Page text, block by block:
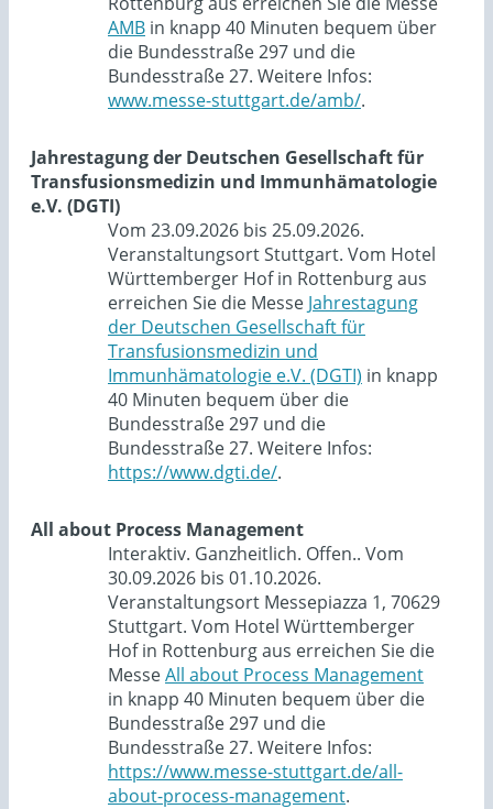
AMB in knapp 40 Minuten bequem über
die Bundesstraße 297 und die
Bundesstraße 27. Weitere Infos:
www.messe-stuttgart.de/amb/.
Jahrestagung der Deutschen Gesellschaft für
Transfusionsmedizin und Immunhämatologie
e.V. (DGTI)
Vom 23.09.2026 bis 25.09.2026.
Veranstaltungsort Stuttgart. Vom Hotel
Württemberger Hof in Rottenburg aus
erreichen Sie die Messe Jahrestagung
der Deutschen Gesellschaft für
Transfusionsmedizin und
Immunhämatologie e.V. (DGTI) in knapp
40 Minuten bequem über die
Bundesstraße 297 und die
Bundesstraße 27. Weitere Infos:
https://www.dgti.de/.
All about Process Management
Interaktiv. Ganzheitlich. Offen.. Vom
30.09.2026 bis 01.10.2026.
Veranstaltungsort Messepiazza 1, 70629
Stuttgart. Vom Hotel Württemberger
Hof in Rottenburg aus erreichen Sie die
MesseAll about Process Management
in knapp 40 Minuten bequem über die
Bundesstraße 297 und die
Bundesstraße 27. Weitere Infos:
https://www.messe-stuttgart.de/all-
about-process-management.